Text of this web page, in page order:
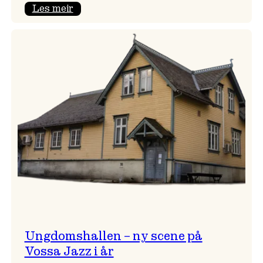
Les meir:
opningskonsert!
Ungdomshallen – ny scene på
Vossa Jazz i år